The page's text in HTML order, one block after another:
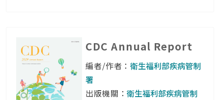
CDC Annual Report
編者/作者：衛生福利部疾病管制
署
出版機關：衛生福利部疾病管制